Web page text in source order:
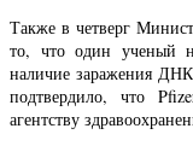
Также в четверг
то, что один ученый
наличие заражения
подтвердило, что
агентству